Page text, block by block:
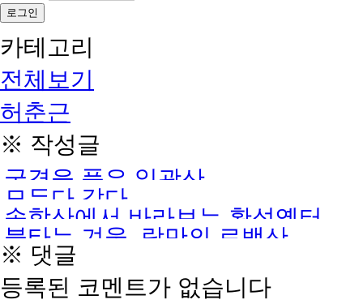
카테고리
전체보기
허춘근
※ 작성글
국경을 품은 일광산
모두다 갔다
송학산에서 바라보는 황성옛터
불타는 겨울, 랑만의 로백산
※ 댓글
등록된 코멘트가 없습니다